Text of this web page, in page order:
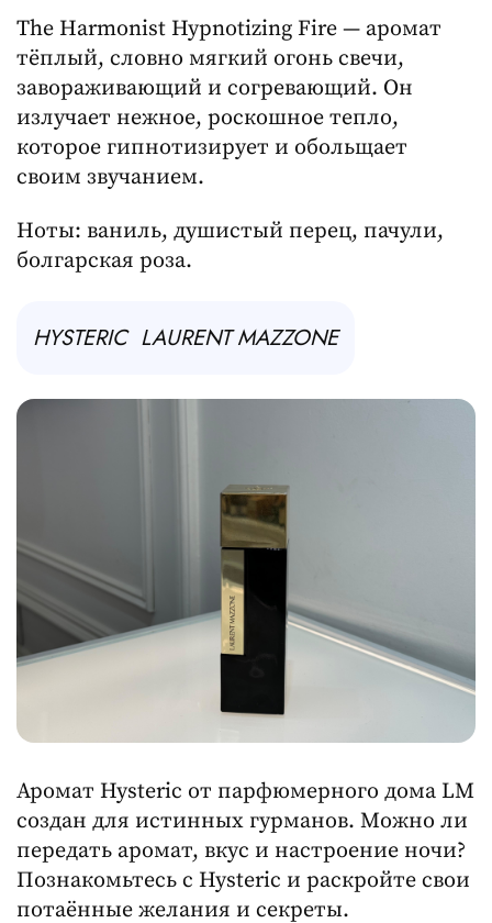
The Harmonist Hypnotizing Fire — аромат
тёплый, словно мягкий огонь свечи,
завораживающий и согревающий. Он
излучает нежное, роскошное тепло,
которое гипнотизирует и обольщает
своим звучанием.
Ноты: ваниль, душистый перец, пачули,
болгарская роза.
HYSTERIC LAURENT MAZZONE
Аромат Hysteric от парфюмерного дома LM
создан для истинных гурманов. Можно ли
передать аромат, вкус и настроение ночи?
Познакомьтесь с Hysteric и раскройте свои
потаённые желания и секреты.